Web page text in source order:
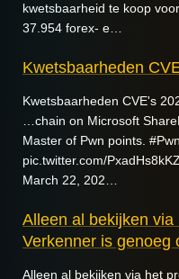
kwetsbaarheid te koop
37.954 forex- e…
Kwetsbaarheden
Kwetsbaarheden CVE's
…chain on Microsoft
Master of Pwn points.
pic.twitter.com/
March 22, 202…
Alleen al bekijken
Verkenner is genoeg
Alleen al bekijken via het